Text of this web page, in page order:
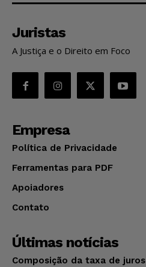
Juristas
A Justiça e o Direito em Foco
Empresa
Política de Privacidade
Ferramentas para PDF
Apoiadores
Contato
Últimas notícias
Composição da taxa de juros